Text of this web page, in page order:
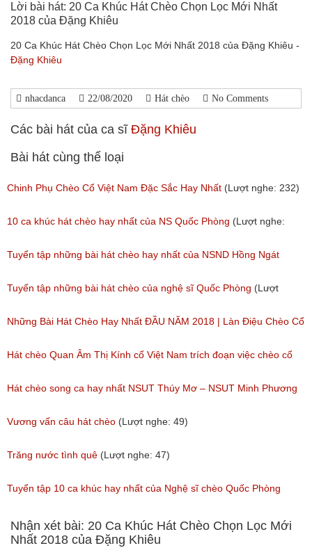
Lời bài hát: 20 Ca Khúc Hát Chèo Chọn Lọc Mới Nhất
2018 của Đặng Khiêu
20 Ca Khúc Hát Chèo Chọn Lọc Mới Nhất 2018 của Đặng Khiêu -
Đặng Khiêu
nhacdanca 22/08/2020 Hát chèo No Comments
Các bài hát của ca sĩ Đặng Khiêu
Bài hát cùng thể loại
Chinh Phụ Chèo Cổ Việt Nam Đặc Sắc Hay Nhất (Lượt nghe: 232)
10 ca khúc hát chèo hay nhất của NS Quốc Phòng (Lượt nghe:
1,371)
Tuyển tập những bài hát chèo hay nhất của NSND Hồng Ngát
(Lượt nghe: 777)
Tuyển tập những bài hát chèo của nghệ sĩ Quốc Phòng (Lượt
nghe: 2,002)
Những Bài Hát Chèo Hay Nhất ĐẦU NĂM 2018 | Làn Điệu Chèo Cổ
Ngọt Ngào Như Ru Lòng Người
(Lượt nghe: 172)
Hát chèo Quan Âm Thị Kính cổ Việt Nam trích đoạn việc chèo cổ
Việt Nam đặc sắc nhất
(Lượt nghe: 81)
Hát chèo song ca hay nhất NSUT Thúy Mơ – NSUT Minh Phương
(Lượt nghe: 189)
Vương vấn câu hát chèo (Lượt nghe: 49)
Trăng nước tình quê (Lượt nghe: 47)
Tuyển tập 10 ca khúc hay nhất của Nghệ sĩ chèo Quốc Phòng
(Lượt nghe: 701)
Nhận xét bài: 20 Ca Khúc Hát Chèo Chọn Lọc Mới
Nhất 2018 của Đặng Khiêu